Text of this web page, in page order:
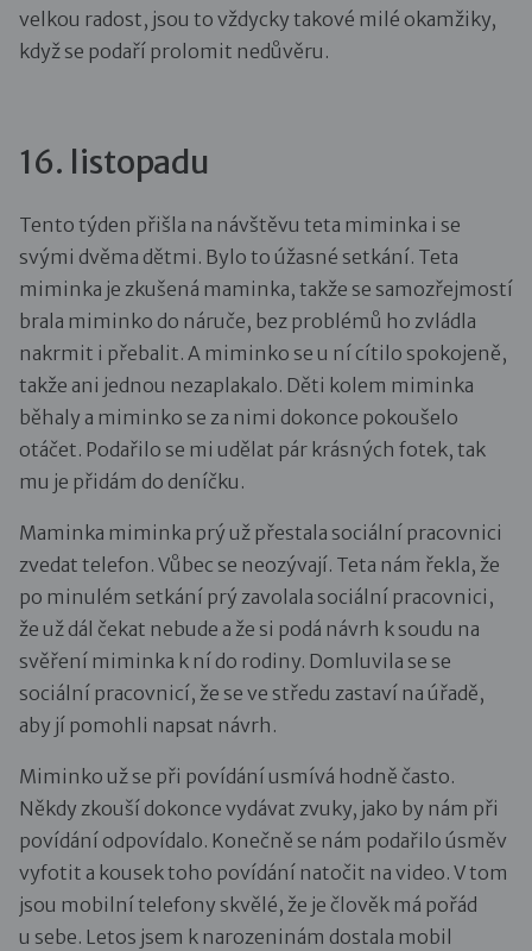
velkou radost, jsou to vždycky takové milé okamžiky,
když se podaří prolomit nedůvěru.
16. listopadu
Tento týden přišla na návštěvu teta miminka i se
svými dvěma dětmi. Bylo to úžasné setkání. Teta
miminka je zkušená maminka, takže se samozřejmostí
brala miminko do náruče, bez problémů ho zvládla
nakrmit i přebalit. A miminko se u ní cítilo spokojeně,
takže ani jednou nezaplakalo. Děti kolem miminka
běhaly a miminko se za nimi dokonce pokoušelo
otáčet. Podařilo se mi udělat pár krásných fotek, tak
mu je přidám do deníčku.
Maminka miminka prý už přestala sociální pracovnici
zvedat telefon. Vůbec se neozývají. Teta nám řekla, že
po minulém setkání prý zavolala sociální pracovnici,
že už dál čekat nebude a že si podá návrh k soudu na
svěření miminka k ní do rodiny. Domluvila se se
sociální pracovnicí, že se ve středu zastaví na úřadě,
aby jí pomohli napsat návrh.
Miminko už se při povídání usmívá hodně často.
Někdy zkouší dokonce vydávat zvuky, jako by nám při
povídání odpovídalo. Konečně se nám podařilo úsměv
vyfotit a kousek toho povídání natočit na video. V tom
jsou mobilní telefony skvělé, že je člověk má pořád
u sebe. Letos jsem k narozeninám dostala mobil